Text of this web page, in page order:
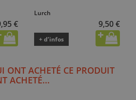
€
Lurch
9,50 €
+ d’infos
ONT ACHETÉ CE PRODUIT
ACHETÉ...